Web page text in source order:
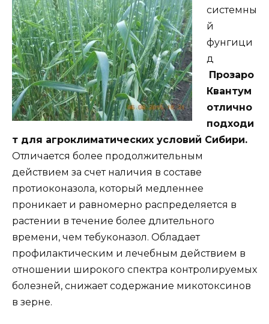
системны
й
фунгици
д
Прозаро
Квантум
отлично
подходи
т для агроклиматических условий Сибири.
Отличается более продолжительным
действием за счет наличия в составе
протиоконазола, который медленнее
проникает и равномерно распределяется в
растении в течение более длительного
времени, чем тебуконазол. Обладает
профилактическим и лечебным действием в
отношении широкого спектра контролируемых
болезней, снижает содержание микотоксинов
в зерне.